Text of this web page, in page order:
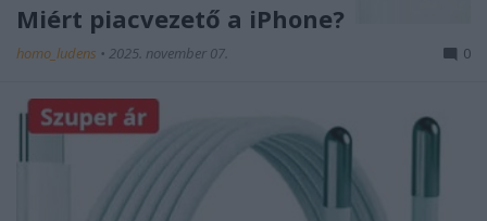
Miért piacvezető a iPhone?
homo_ludens • 2025. november 07. 0